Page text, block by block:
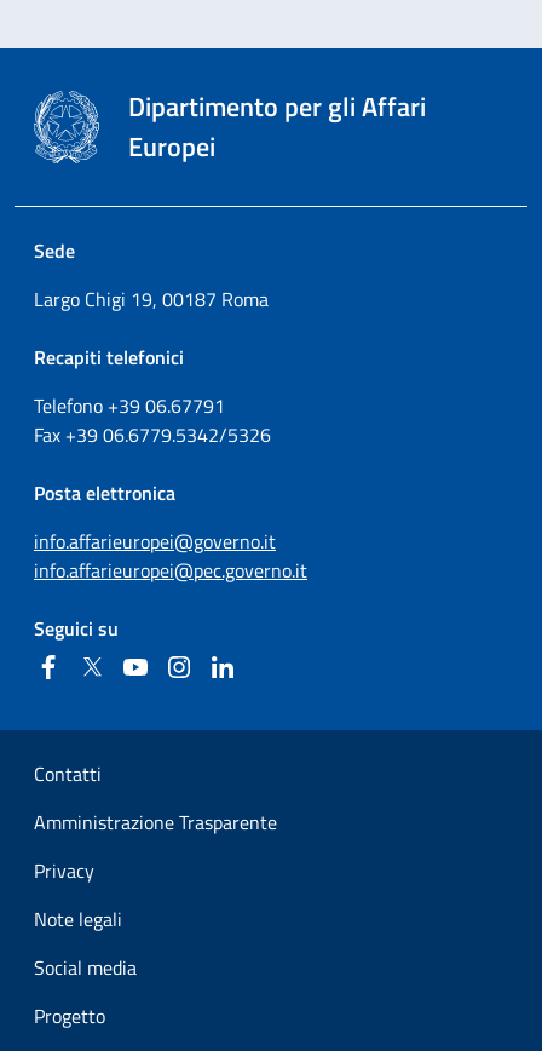
Dipartimento per gli Affari
Europei
Sede
Largo Chigi 19, 00187 Roma
Recapiti telefonici
Telefono +3906.67791
Fax +3906.6779.5342/5326
Posta elettronica
info.affarieuropei@governo.it
info.affarieuropei@pec.governo.it
Seguici su
FacebookTwitter YouTubeInstagram
Sezione Link Utili
Contatti
Amministrazione Trasparente
Privacy
Note legali
Social media
Progetto